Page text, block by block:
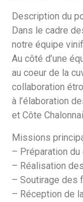
Description du
Dans le cadre
notre équipe
Au côté d’une
au coeur de la
collaboration
à l’élaboration
et Côte
Missions
– Préparation du
– Réalisation
– Soutirage des
– Réception de